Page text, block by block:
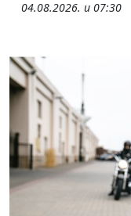
04.08.2026. u 07:30